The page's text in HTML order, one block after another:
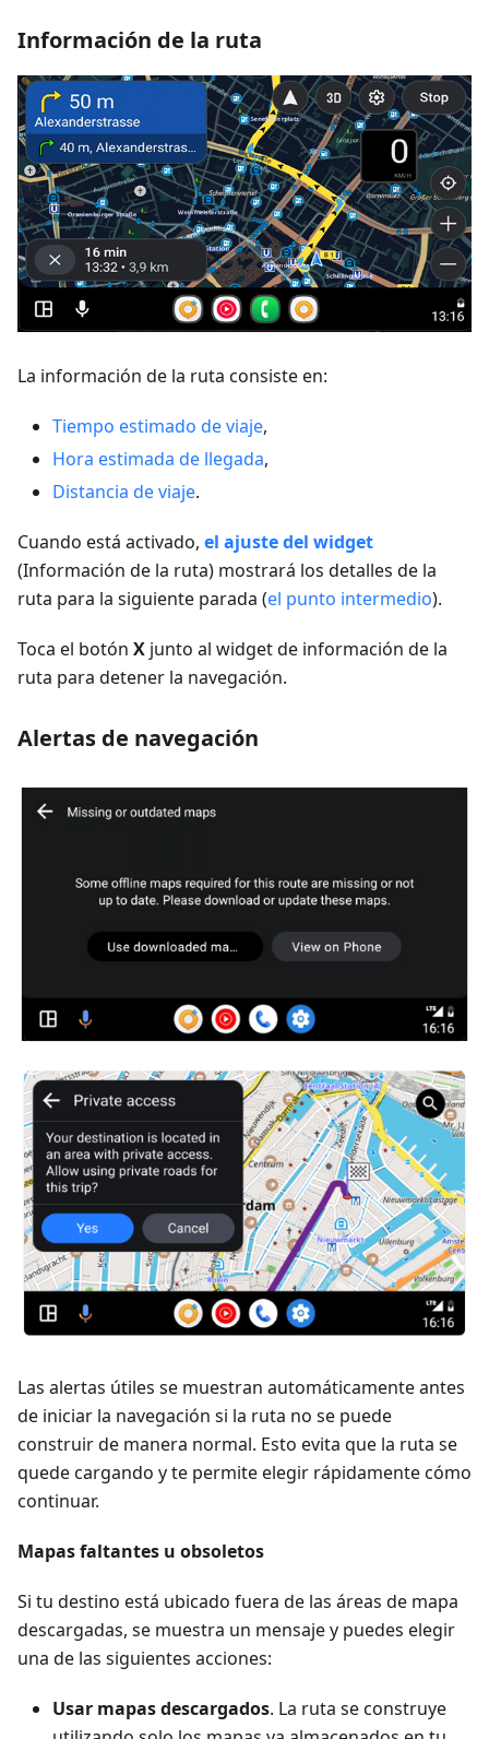
Información de la ruta
La información de la ruta consiste en:
Tiempo estimado de viaje,
Hora estimada de llegada,
Distancia de viaje.
Cuando está activado, el ajuste del widget
(Información de la ruta) mostrará los detalles de la
ruta para la siguiente parada (el punto intermedio).
Toca el botón X junto al widget de información de la
ruta para detener la navegación.
Alertas de navegación
Las alertas útiles se muestran automáticamente antes
de iniciar la navegación si la ruta no se puede
construir de manera normal. Esto evita que la ruta se
quede cargando y te permite elegir rápidamente cómo
continuar.
Mapas faltantes u obsoletos
Si tu destino está ubicado fuera de las áreas de mapa
descargadas, se muestra un mensaje y puedes elegir
una de las siguientes acciones:
Usar mapas descargados. La ruta se construye